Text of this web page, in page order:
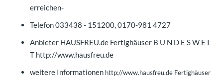
erreichen-
Telefon033438 - 151200, 0170-981 4727
Anbieter HAUSFREU.de Fertighäuser B U N D E S W E I
T http://www.hausfreu.de
weitere Informationen http://www.hausfreu.de Fertighäuser